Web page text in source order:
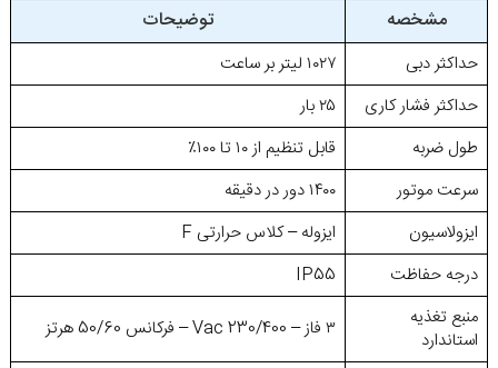
مشخصه توضیحات
حداکثر دبی
۱۰۲۷ لیتر بر ساعت
حداکثر فشار کاری
۲۵ بار
طول ضربه
قابل تنظیم از ۱۰ تا ۱۰۰٪
سرعت موتور
۱۴۰۰ دور در دقیقه
ایزولاسیون
ایزوله – کلاس حرارتی F
درجه حفاظت
IP55
منبع تغذیه
استاندارد
۳ فاز – 230/400 Vac – فرکانس 50/60 هرتز